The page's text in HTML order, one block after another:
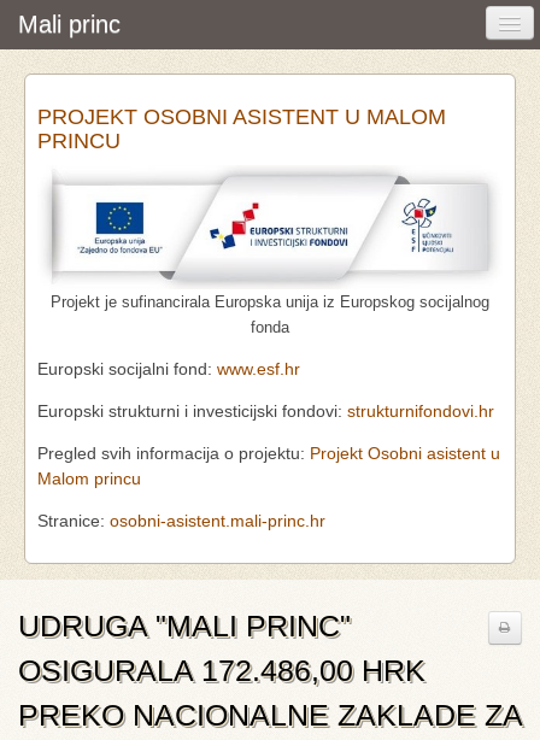
Mali princ
Početna
Vijesti i događanja
Udruga
Pretraživanje
PROJEKT OSOBNI ASISTENT U MALOM
PRINCU
Projekt je sufinancirala Europska unija iz Europskog socijalnog
fonda
Europski socijalni fond: www.esf.hr
Europski strukturni i investicijski fondovi: strukturnifondovi.hr
Pregled svih informacija o projektu: Projekt Osobni asistent u
Malom princu
Stranice: osobni-asistent.mali-princ.hr
UDRUGA "MALI PRINC"
OSIGURALA 172.486,00 HRK
PREKO NACIONALNE ZAKLADE ZA